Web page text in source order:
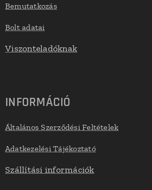
Bemutatkozás
Bolt adatai
Viszonteladóknak
INFORMÁCIÓ
Általános Szerződési Feltételek
Adatkezelési Tájékoztató
Szállítási információk